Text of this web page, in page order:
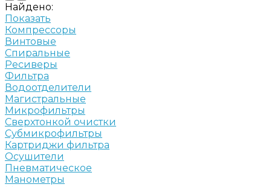
Найдено:
Показать
Компрессоры
Винтовые
Спиральные
Ресиверы
Фильтра
Водоотделители
Магистральные
Микрофильтры
Сверхтонкой очистки
Субмикрофильтры
Картриджи фильтра
Осушители
Пневматическое
Манометры